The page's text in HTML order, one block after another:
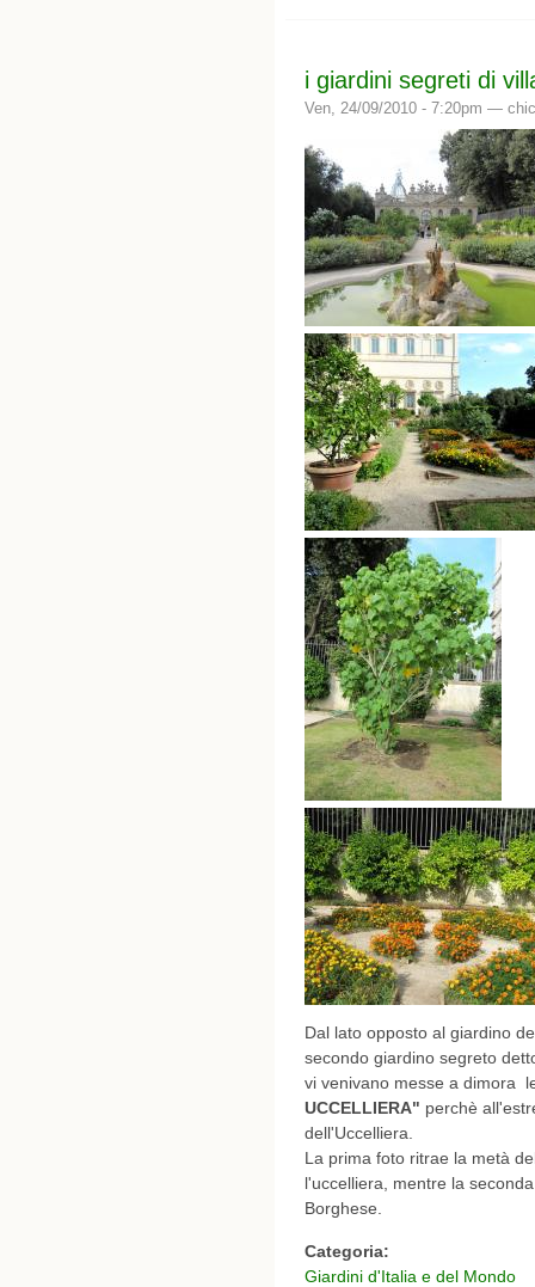
i giardini segreti di
Ven, 24/09/2010 - 7:20pm —
Dal lato opposto al giardino
secondo giardino segreto
vi venivano messe a dimora
UCCELLIERA" perchè
dell'Uccelliera.
La prima foto ritrae la metà
l'uccelliera, mentre la
Borghese.
Categoria:
Giardini d'Italia e del Mondo